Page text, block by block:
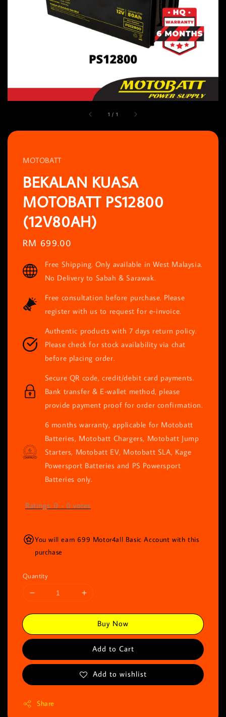
1 / 1
MOTOBATT
BEKALAN KUASA
MOTOBATT PS12800
(12V80AH)
Regular
RM 699.00
Free Shipping. Only available in West Malaysia.
No Delivery to Sabah & Sarawak.
Free consultation before purchase. Please
register with us to request for e-invoice.
Authentic products with 7 days return policy.
Please check for stock availability via chat
before placing order.
Secure QR code, credit/debit card payments.
Bank transfer & E-wallet method, please
provide payment proof for order confirmation.
6 months warranty, applicable for Motobatt
Batteries, Motobatt Chargers, Motobatt Jump
Starters, Motobatt EV, Motobatt SLA, Kage
Powersport Batteries and PS Powersport
Batteries only.
Ratings: 0 - 0 votes
You will earn 699 Motor4all Basic Account with this
purchase
Quantity
Buy Now
Add to Cart
Add to wishlist
Share